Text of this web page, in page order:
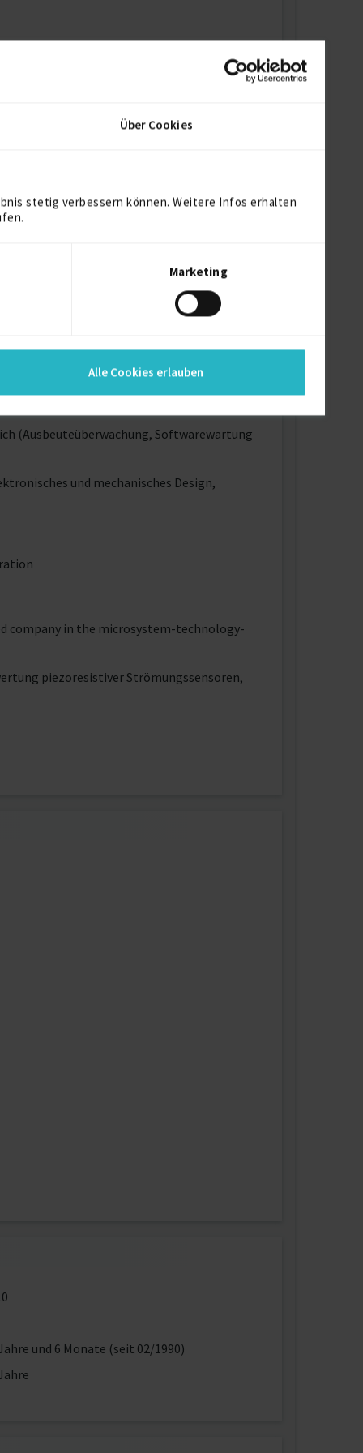
Über Cookies
stetig verbessern können. Weitere Infos erhalten
Marketing
Alle Cookies erlauben
(Ausbeuteüberwachung, Softwarewartung
und mechanisches Design,
company in the microsystem-technology-
piezoresistiver Strömungssensoren,
und 6 Monate (seit 02/1990)